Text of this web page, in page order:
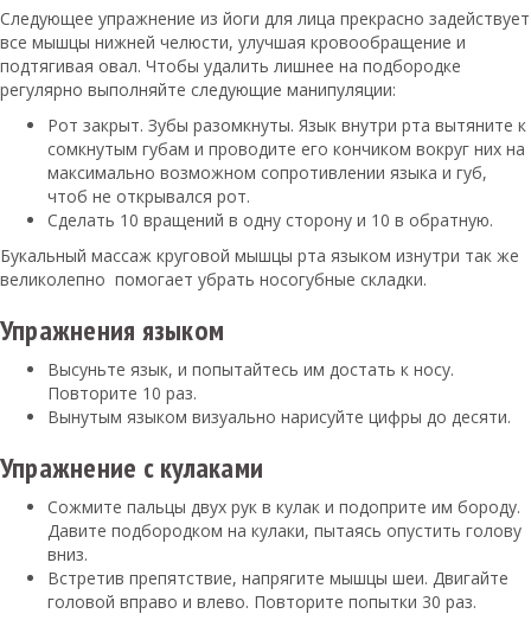
Следующее упражнение из йоги для лица прекрасно задействует
все мышцы нижней челюсти, улучшая кровообращение и
подтягивая овал. Чтобы удалить лишнее на подбородке
регулярно выполняйте следующие манипуляции:
Рот закрыт. Зубы разомкнуты. Язык внутри рта вытяните к
сомкнутым губам и проводите его кончиком вокруг них на
максимально возможном сопротивлении языка и губ,
чтоб не открывался рот.
Сделать 10 вращений в одну сторону и 10 в обратную.
Букальный массаж круговой мышцы рта языком изнутри так же
великолепно помогает убрать носогубные складки.
Упражнения языком
Высуньте язык, и попытайтесь им достать к носу.
Повторите 10 раз.
Вынутым языком визуально нарисуйте цифры до десяти.
Упражнение с кулаками
Сожмите пальцы двух рук в кулак и подоприте им бороду.
Давите подбородком на кулаки, пытаясь опустить голову
вниз.
Встретив препятствие, напрягите мышцы шеи. Двигайте
головой вправо и влево. Повторите попытки 30 раз.